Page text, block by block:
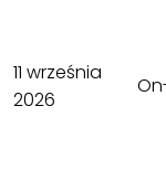
11 września
2026